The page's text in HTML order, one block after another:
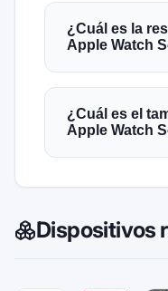
¿Cuál es la
Apple Watch
¿Cuál es el
Apple Watch
Dispositivos